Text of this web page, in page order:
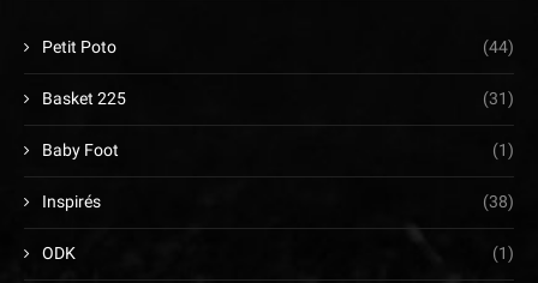
Petit Poto (44)
Basket 225 (31)
Baby Foot (1)
Inspirés (38)
ODK (1)